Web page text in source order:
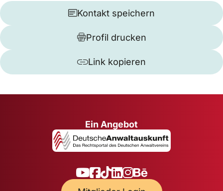
Kontakt speichern
Profil drucken
Link kopieren
Ein Angebot